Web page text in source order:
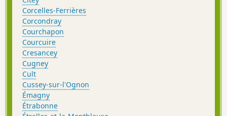
Corcelles-Ferrières
Corcondray
Courchapon
Courcuire
Cresancey
Cugney
Cult
Cussey-sur-l'Ognon
Émagny
Étrabonne